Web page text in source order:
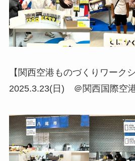
【関西空港ものづくりワーク
2025.3.23(日) ＠関西国際空